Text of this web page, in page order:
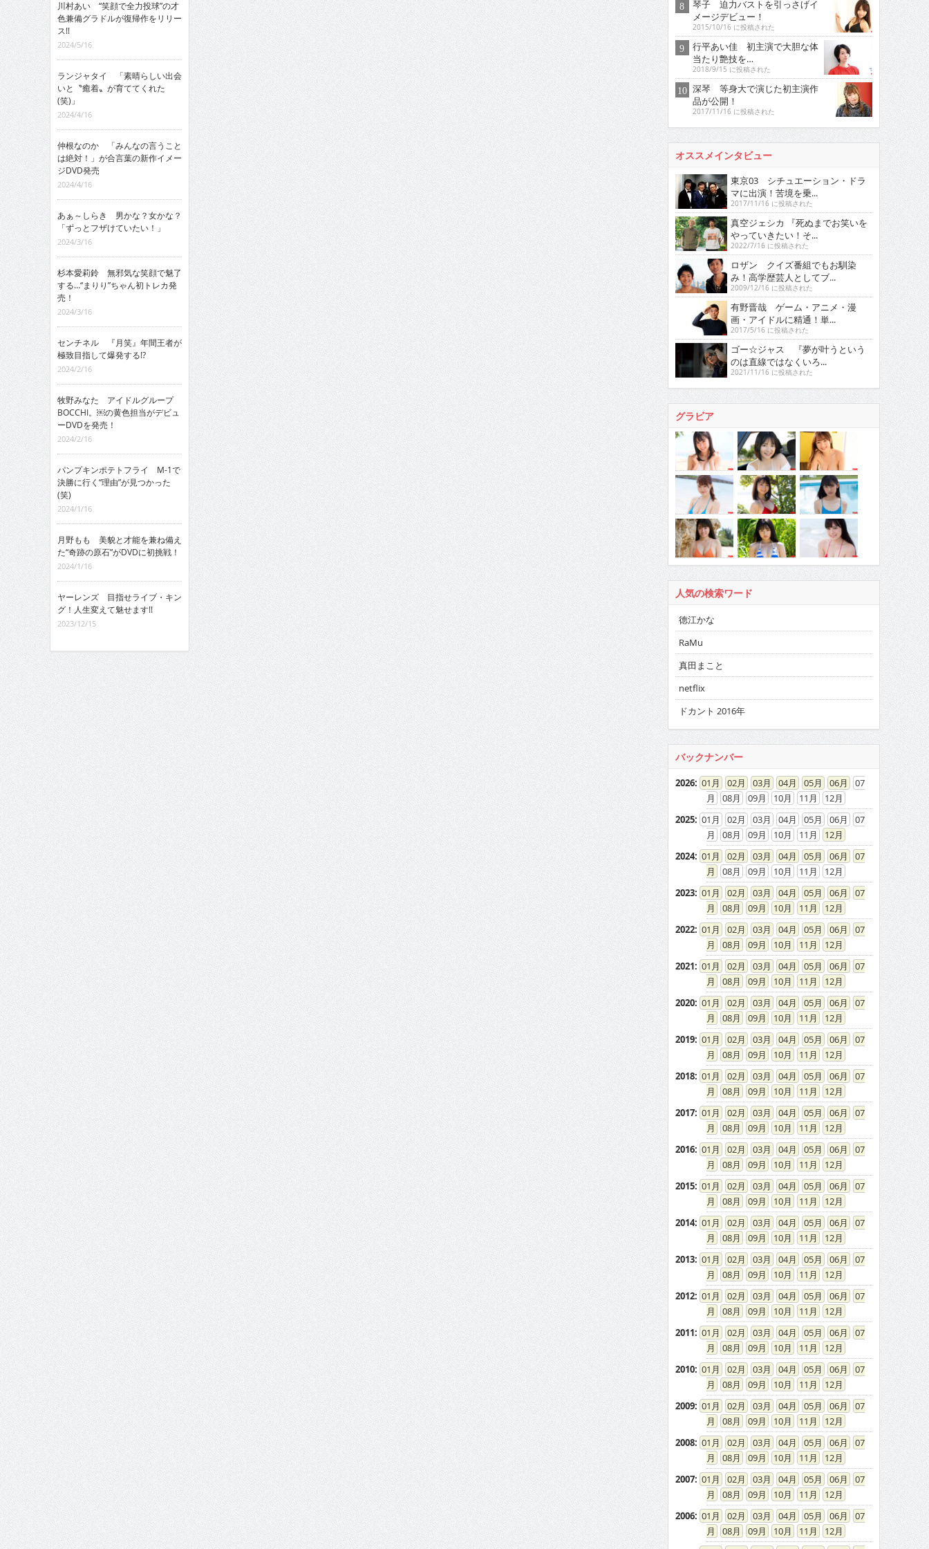
川村あい “笑顔で全力投球”の才
色兼備グラドルが復帰作をリリー
ス!!
2024/5/16
ランジャタイ 「素晴らしい出会
いと〝癒着〟が育ててくれた
(笑)」
2024/4/16
仲根なのか 「みんなの言うこと
は絶対！」が合言葉の新作イメー
ジDVD発売
2024/4/16
あぁ～しらき 男かな？女かな？
「ずっとフザけていたい！」
2024/3/16
杉本愛莉鈴 無邪気な笑顔で魅了
する…“まりり”ちゃん初トレカ発
売！
2024/3/16
センチネル 『月笑』年間王者が
極致目指して爆発する!?
2024/2/16
牧野みなた アイドルグループ
BOCCHI。￼の黄色担当がデビュ
ーDVDを発売！
2024/2/16
パンプキンポテトフライ M-1で
決勝に行く“理由”が見つかった
(笑)
2024/1/16
月野もも 美貌と才能を兼ね備え
た“奇跡の原石”がDVDに初挑戦！
2024/1/16
ヤーレンズ 目指せライブ・キン
グ！人生変えて魅せます!!
2023/12/15
琴子 迫力バストを引っさげイ
メージデビュー！
2015/10/16 に投稿された
行平あい佳 初主演で大胆な体
当たり艶技を…
2018/9/15 に投稿された
深琴 等身大で演じた初主演作
品が公開！
2017/11/16 に投稿された
オススメインタビュー
東京03 シチュエーション・ドラ
マに出演！苦境を乗...
2017/11/16 に投稿された
真空ジェシカ 『死ぬまでお笑いを
やっていきたい！そ...
2022/7/16 に投稿された
ロザン クイズ番組でもお馴染
み！高学歴芸人としてブ...
2009/12/16 に投稿された
有野晋哉 ゲーム・アニメ・漫
画・アイドルに精通！単...
2017/5/16 に投稿された
ゴー☆ジャス 『夢が叶うという
のは直線ではなくいろ...
2021/11/16 に投稿された
グラビア
人気の検索ワード
徳江かな
RaMu
真田まこと
netflix
ドカント 2016年
バックナンバー
2026: 01 02 03 04 05 06
07
08
09 10 11
12
2025: 01 02 03 04 05 06
07
08
09 10 11
12
2024: 01 02 03 04 05 06
07
08
09 10 11
12
2023: 01 02 03 04 05 06
07
08
09 10 11
12
2022: 01 02 03 04 05 06
07
08
09 10 11
12
2021: 01 02 03 04 05 06
07
08
09 10 11
12
2020: 01 02 03 04 05 06
07
08
09 10 11
12
2019: 01 02 03 04 05 06
07
08
09 10 11
12
2018: 01 02 03 04 05 06
07
08
09 10 11
12
2017: 01 02 03 04 05 06
07
08
09 10 11
12
2016: 01 02 03 04 05 06
07
08
09 10 11
12
2015: 01 02 03 04 05 06
07
08
09 10 11
12
2014: 01 02 03 04 05 06
07
08
09 10 11
12
2013: 01 02 03 04 05 06
07
08
09 10 11
12
2012: 01 02 03 04 05 06
07
08
09 10 11
12
2011: 01 02 03 04 05 06
07
08
09 10 11
12
2010: 01 02 03 04 05 06
07
08
09 10 11
12
2009: 01 02 03 04 05 06
07
08
09 10 11
12
2008: 01 02 03 04 05 06
07
08
09 10 11
12
2007: 01 02 03 04 05 06
07
08
09 10 11
12
2006: 01 02 03 04 05 06
07
08
09 10 11
12